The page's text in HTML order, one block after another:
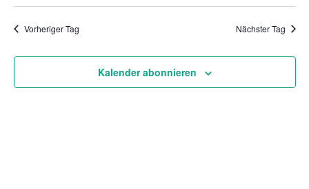
Vorheriger Tag Nächster Tag
Kalender abonnieren